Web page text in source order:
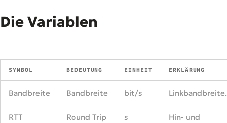
Die Variablen
SYMBOL BEDEUTUNG EINHEIT ERKLÄRUNG
Bandbreite Bandbreite bit/s Linkbandbreite.
RTT
Round Trip
s
Hin- und